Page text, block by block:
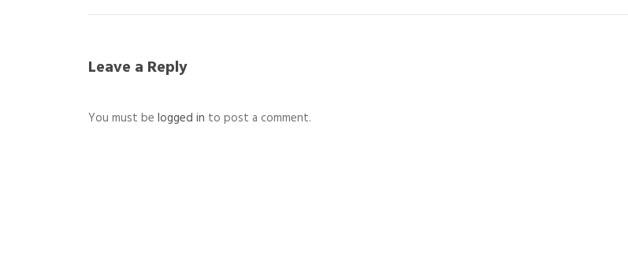
Leave a Reply
You must be logged in to post a comment.